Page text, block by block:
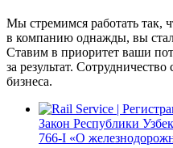
Мы стремимся работать так,
в компанию однажды, вы
Ставим в приоритет ваши
за результат.
бизнеса.
Закон Республики
766-I «О